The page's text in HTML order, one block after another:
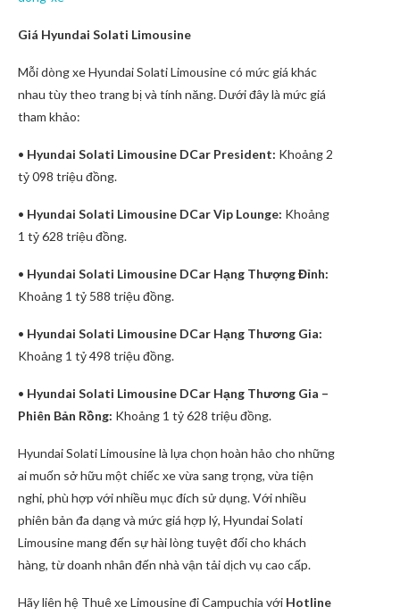
Giá Hyundai Solati Limousine
Mỗi dòng xe Hyundai Solati Limousine có mức giá khác
nhau tùy theo trang bị và tính năng. Dưới đây là mức giá
tham khảo:
• Hyundai Solati Limousine DCar President: Khoảng 2
tỷ 098 triệu đồng.
• Hyundai Solati Limousine DCar Vip Lounge: Khoảng
1 tỷ 628 triệu đồng.
• Hyundai Solati Limousine DCar Hạng Thượng Đỉnh:
Khoảng 1 tỷ 588 triệu đồng.
• Hyundai Solati Limousine DCar Hạng Thương Gia:
Khoảng 1 tỷ 498 triệu đồng.
• Hyundai Solati Limousine DCar Hạng Thương Gia –
Phiên Bản Rồng: Khoảng 1 tỷ 628 triệu đồng.
Hyundai Solati Limousine là lựa chọn hoàn hảo cho những
ai muốn sở hữu một chiếc xe vừa sang trọng, vừa tiện
nghi, phù hợp với nhiều mục đích sử dụng. Với nhiều
phiên bản đa dạng và mức giá hợp lý, Hyundai Solati
Limousine mang đến sự hài lòng tuyệt đối cho khách
hàng, từ doanh nhân đến nhà vận tải dịch vụ cao cấp.
Hãy liên hệ Thuê xe Limousine đi Campuchia với Hotline